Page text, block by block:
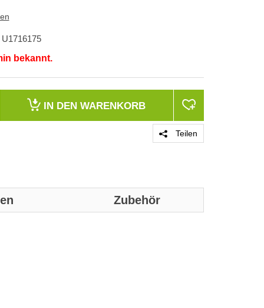
U1716175
bekannt.
IN DEN WARENKORB
Teilen
Zubehör